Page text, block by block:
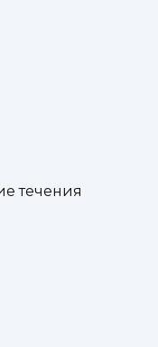
течения